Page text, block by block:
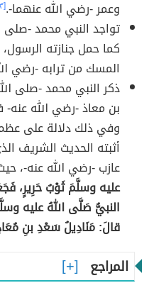
وعمر -رضي الله عنهما-.[٣]
تواجد النبي محمد -
كما حمل جنازته
المسك من ترابه -رضي
ذكر النبي محمد -صلى
بن معاذ -رضي الله عنه-
وفي ذلك دلالة على عظم
أثبته الحديث الشريف
عازب -رضي الله عنه-،
عليه وسلَّمَ ثَوْبُ حَرِيرٍ،
النبيُّ صَلَّى اللهُ عليه
قالَ: مَنَادِيلُ سَعْدِ بنِ
المراجع